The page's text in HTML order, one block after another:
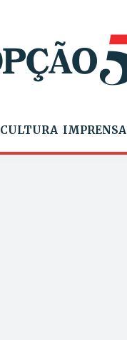
CULTURA IMPRENSA